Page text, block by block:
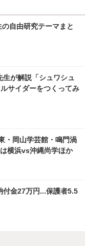
の自由研究テーマまと
生が解説「シュワシュ
サイダーをつくってみ
・岡山学芸館・鳴門渦
横浜vs沖縄尚学ほか
付金27万円...保護者5.5